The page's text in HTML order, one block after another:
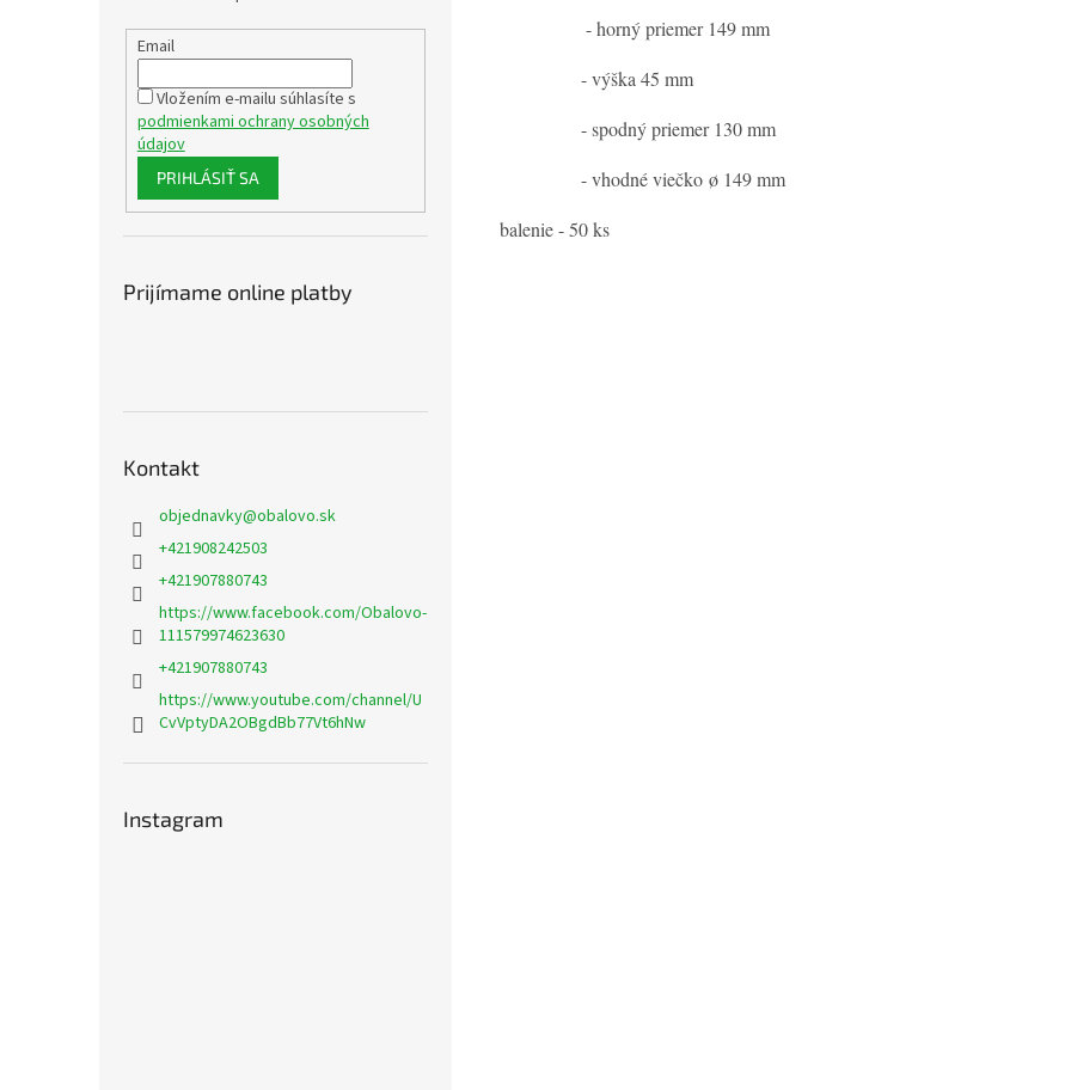
Email
Vložením e-mailu súhlasíte s
podmienkami ochrany osobných
údajov
PRIHLÁSIŤ SA
Prijímame online platby
Kontakt
objednavky@obalovo.sk
+421908242503
+421907880743
https://www.facebook.com/Obalovo-
111579974623630
+421907880743
https://www.youtube.com/channel/U
CvVptyDA2OBgdBb77Vt6hNw
Instagram
- horný priemer 149 mm
- výška 45 mm
- spodný priemer 130 mm
- vhodné viečko ø 149 mm
balenie - 50 ks